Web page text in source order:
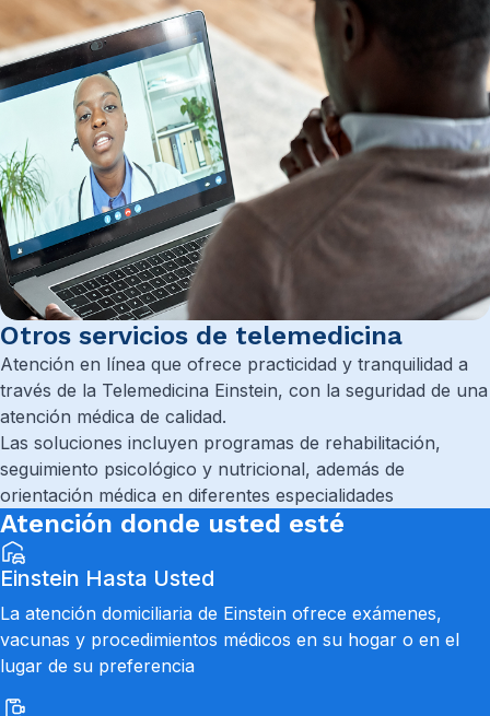
Otros servicios de telemedicina
Atención en línea que ofrece practicidad y tranquilidad a
través de la Telemedicina Einstein, con la seguridad de una
atención médica de calidad.
Las soluciones incluyen programas de rehabilitación,
seguimiento psicológico y nutricional, además de
orientación médica en diferentes especialidades
Atención donde usted esté
Einstein Hasta Usted
La atención domiciliaria de Einstein ofrece exámenes,
vacunas y procedimientos médicos en su hogar o en el
lugar de su preferencia